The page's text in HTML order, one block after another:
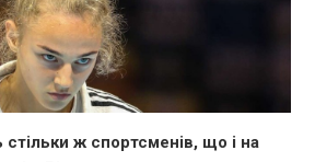
стільки ж спортсменів, що і на